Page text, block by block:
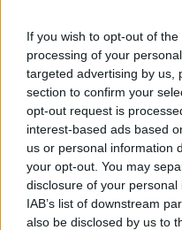
If you wish to opt-out of
processing of your
targeted advertising by us,
section to confirm your
opt-out request is
interest-based ads based
us or personal information
your opt-out. You may
disclosure of your
IAB’s list of downstream
also be disclosed by us to
άγχος.
Μπορεί επίσης να
αποφεύγετε να
τον ύπνο – αυτή
να χαλαρώσετε και
καλό ύπνο.
Καθημερινό